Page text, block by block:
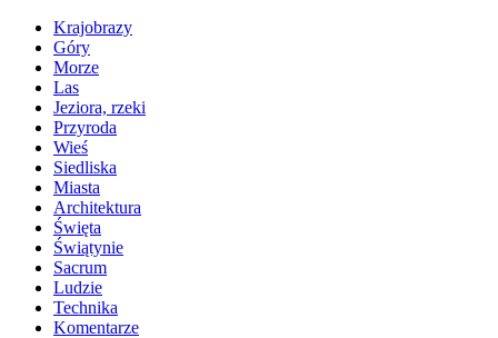
Krajobrazy
Góry
Morze
Las
Jeziora, rzeki
Przyroda
Wieś
Siedliska
Miasta
Architektura
Święta
Świątynie
Sacrum
Ludzie
Technika
Komentarze